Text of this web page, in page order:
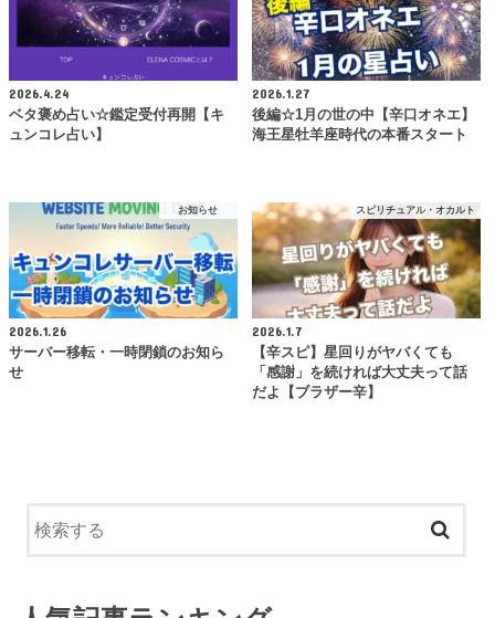
2026.4.24
ベタ褒め占い☆鑑定受付再開【キ
ュンコレ占い】
2026.1.27
後編☆1月の世の中【辛口オネエ】
海王星牡羊座時代の本番スタート
お知らせ
2026.1.26
サーバー移転・一時閉鎖のお知ら
せ
スピリチュアル・オカルト
2026.1.7
【辛スピ】星回りがヤバくても
「感謝」を続ければ大丈夫って話
だよ【ブラザー辛】